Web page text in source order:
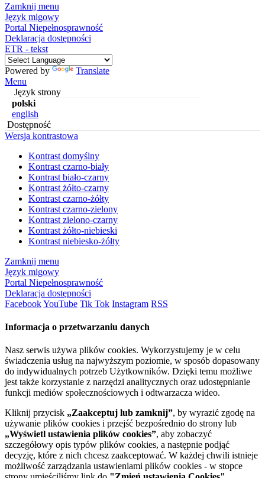
Zamknij menu
Język migowy
Portal Niepełnosprawność
Deklaracja dostępności
ETR - tekst
Powered by
Translate
Menu
Język strony
polski
english
Dostępność
Wersja kontrastowa
Kontrast domyślny
Kontrast czarno-biały
Kontrast biało-czarny
Kontrast żółto-czarny
Kontrast czarno-żółty
Kontrast czarno-zielony
Kontrast zielono-czarny
Kontrast żółto-niebieski
Kontrast niebiesko-żółty
Zamknij menu
Język migowy
Portal Niepełnosprawność
Deklaracja dostępności
FacebookYouTube Tik Tok Instagram RSS
Informacja o przetwarzaniu danych
Nasz serwis używa plików cookies. Wykorzystujemy je w celu
świadczenia usług na najwyższym poziomie, w sposób dopasowany
do indywidualnych potrzeb Użytkowników. Dzięki temu możliwe
jest także korzystanie z narzędzi analitycznych oraz udostępnianie
funkcji mediów społecznościowych i odtwarzacza wideo.
Kliknij przycisk „Zaakceptuj lub zamknij”, by wyrazić zgodę na
używanie plików cookies i przejść bezpośrednio do strony lub
„Wyświetl ustawienia plików cookies”, aby zobaczyć
szczegółowy opis typów plików cookies, a następnie podjąć
decyzję, które z nich chcesz zaakceptować. W każdej chwili istnieje
możliwość zarządzania ustawieniami plików cookies - w stopce